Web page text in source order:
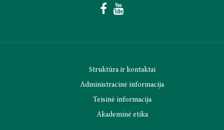
Struktūra ir kontaktai
Administracinė informacija
Teisinė informacija
Akademinė etika